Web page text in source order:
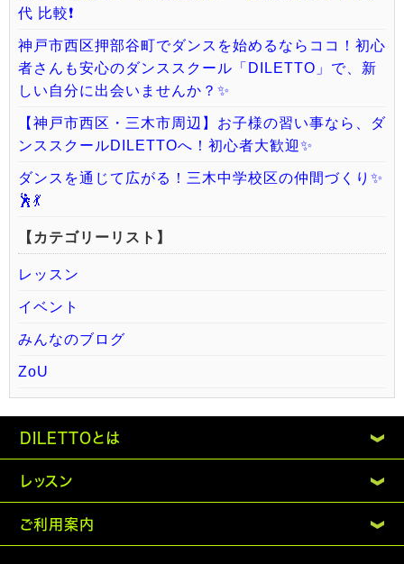
代 比較❗️
神戸市西区押部谷町でダンスを始めるならココ！初心
者さんも安心のダンススクール「DILETTO」で、新
しい自分に出会いませんか？✨
【神戸市西区・三木市周辺】お子様の習い事なら、ダ
ンススクールDILETTOへ！初心者大歓迎✨
ダンスを通じて広がる！三木中学校区の仲間づくり✨
🕺💃
【カテゴリーリスト】
レッスン
イベント
みんなのブログ
ZoU
DILETTOとは
レッスン
ご利用案内